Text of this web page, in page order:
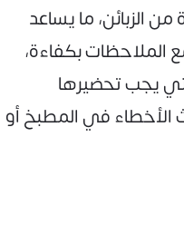
الزبائن، ما يساعد
الملاحظات بكفاءة،
يجب تحضيرها
الأخطاء في المطبخ أو